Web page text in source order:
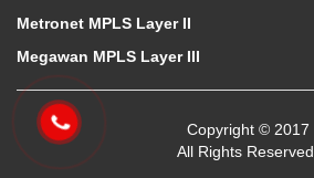
Metronet MPLS Layer II
Megawan MPLS Layer III
Copyright © 2017
All Rights Reserved.